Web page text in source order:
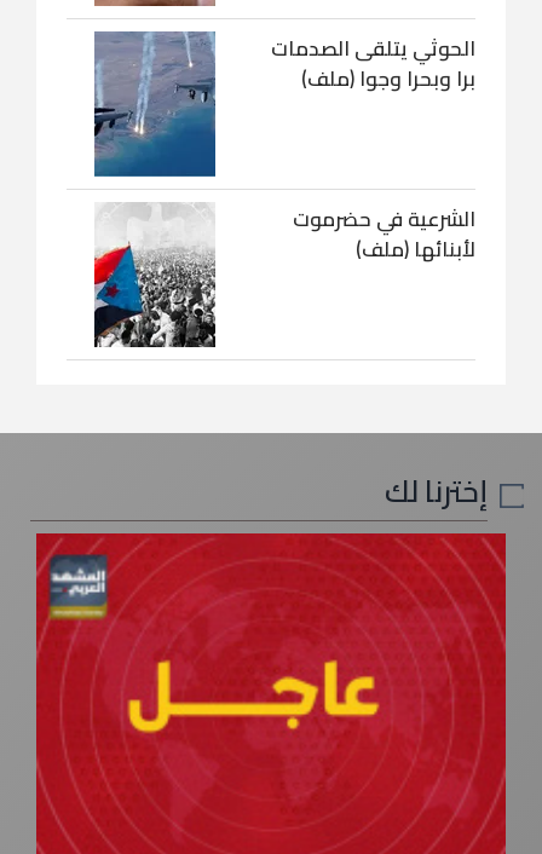
الحوثي يتلقى الصدمات
برا وبحرا وجوا (ملف)
الشرعية في حضرموت
لأبنائها (ملف)
إخترنا لك